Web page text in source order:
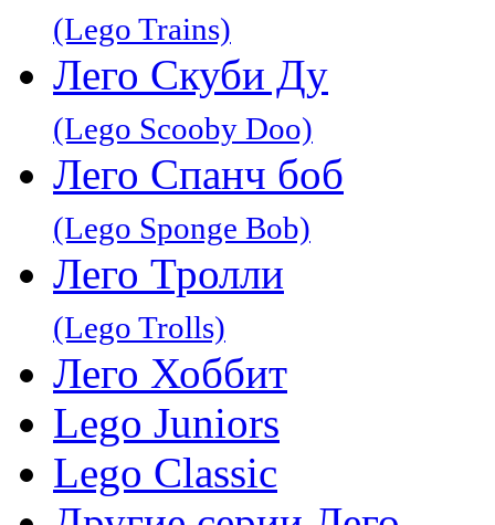
(Lego Trains)
Лего Скуби Ду
(Lego Scooby Doo)
Лего Спанч боб
(Lego Sponge Bob)
Лего Тролли
(Lego Trolls)
Лего Хоббит
Lego Juniors
Lego Classic